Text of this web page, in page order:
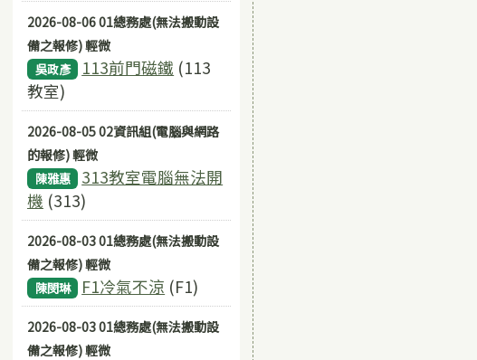
2026-08-06 01總務處(無法搬動設
備之報修) 輕微
吳政彥 113前門磁鐵 (113
教室)
2026-08-05 02資訊組(電腦與網路
的報修) 輕微
陳雅惠
313教室電腦無法開
機 (313)
2026-08-03 01總務處(無法搬動設
備之報修) 輕微
陳閔琳 F1冷氣不涼 (F1)
2026-08-03 01總務處(無法搬動設
備之報修) 輕微